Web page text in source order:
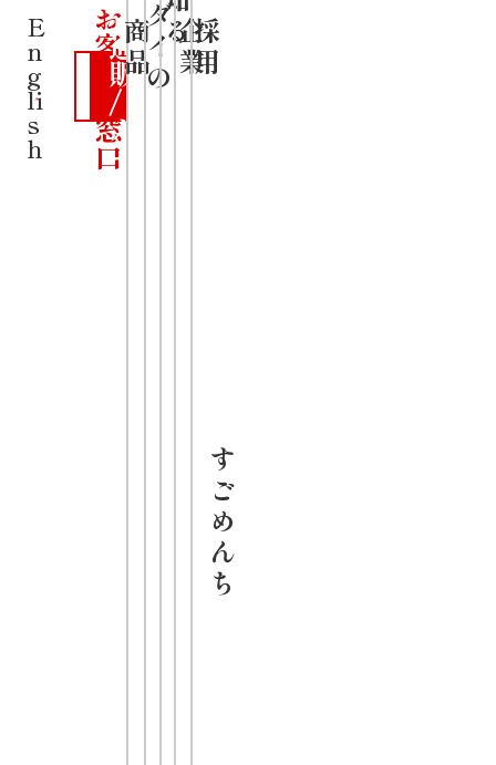
E
n
g
li
s
h
お
客
さ
ま
窓
口
式
通
販
/
カ
ー
ト
商
品
ダ
イ
の
る企
業
採
用
す
ご
め
ん
ち